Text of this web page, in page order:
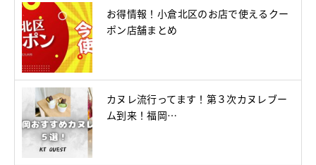
お得情報！小倉北区のお店で使えるクー
ポン店舗まとめ
カヌレ流行ってます！第３次カヌレブー
ム到来！福岡…